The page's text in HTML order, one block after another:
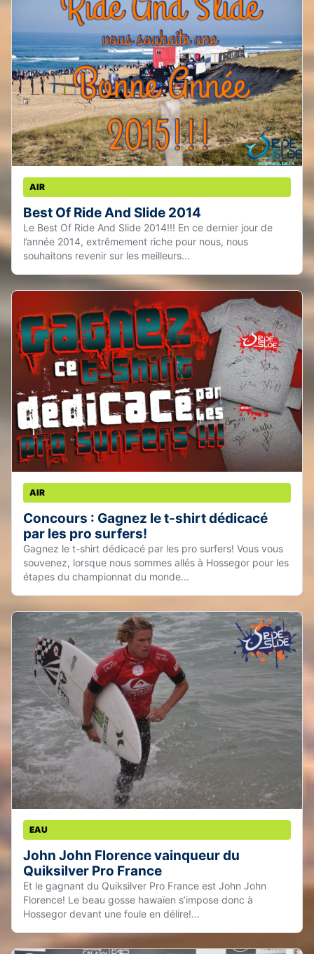
AIR
Best Of Ride And Slide 2014
Le Best Of Ride And Slide 2014!!! En ce dernier jour de
l’année 2014, extrêmement riche pour nous, nous
souhaitons revenir sur les meilleurs...
AIR
Concours : Gagnez le t-shirt dédicacé
par les pro surfers!
Gagnez le t-shirt dédicacé par les pro surfers! Vous vous
souvenez, lorsque nous sommes allés à Hossegor pour les
étapes du championnat du monde...
EAU
John John Florence vainqueur du
Quiksilver Pro France
Et le gagnant du Quiksilver Pro France est John John
Florence! Le beau gosse hawaïen s’impose donc à
Hossegor devant une foule en délire!...